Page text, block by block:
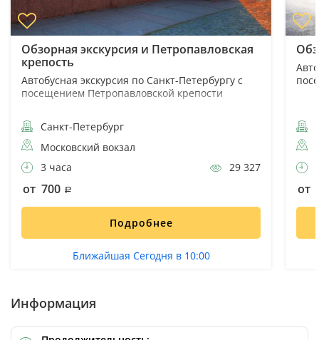
Обзорная экскурсия и Петропавловская
крепость
Автобусная экскурсия по Санкт-Петербургу с
посещением Петропавловской крепости
Санкт-Петербург
Московский вокзал
3 часа
29 327
от 700
Подробнее
Ближайшая Сегодня в 10:00
от
Информация